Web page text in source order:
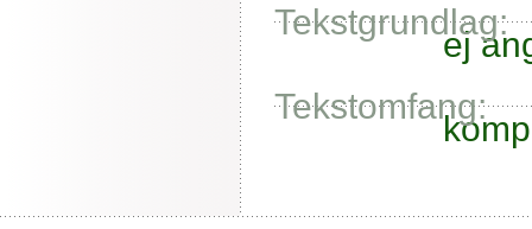
Tekstgrundlag:
ej
Tekstomfang: